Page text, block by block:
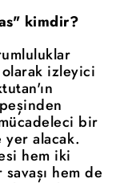
kimdir?
izleyici
bir
yer alacak.
hem iki
hem de